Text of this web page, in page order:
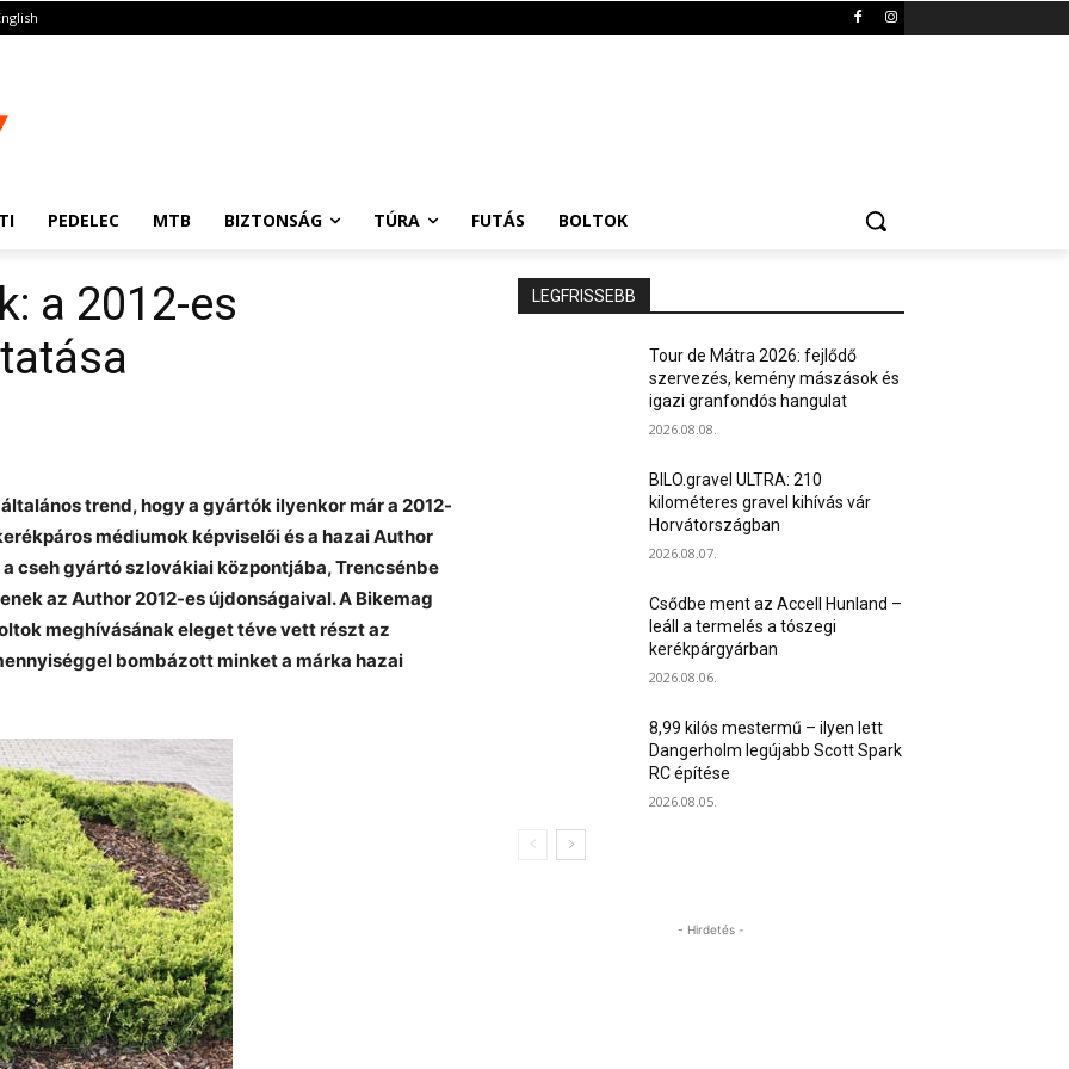
PEDELEC MTB BIZTONSÁG TÚRA FUTÁS BOLTOK
a 2012-es
trend, hogy a gyártók ilyenkor már a 2012-
médiumok képviselői és a hazai Author
cseh gyártó szlovákiai központjába, Trencsénbe
az Author 2012-es újdonságaival. A Bikemag
meghívásának eleget téve vett részt az
bombázott minket a márka hazai
LEGFRISSEBB
Tour de Mátra 2026: fejlődő
szervezés, kemény mászások és
igazi granfondós hangulat
2026.08.08.
BILO.gravel ULTRA: 210
kilométeres gravel kihívás vár
Horvátországban
2026.08.07.
Csődbe ment az Accell Hunland –
leáll a termelés a tószegi
kerékpárgyárban
2026.08.06.
8,99 kilós mestermű – ilyen lett
Dangerholm legújabb Scott Spark
RC építése
2026.08.05.
- Hirdetés -